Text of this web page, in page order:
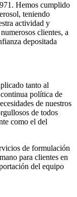
Hemos cumplido
teniendo
actividad y
clientes, a
depositada
tanto al
política de
de nuestros
de todos
como el del
de formulación
para clientes en
del equipo